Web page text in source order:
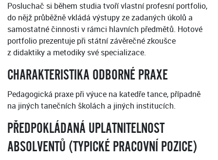
Posluchač si během studia tvoří vlastní profesní portfolio,
do nějž průběžně vkládá výstupy ze zadaných úkolů a
samostatné činnosti v rámci hlavních předmětů. Hotové
portfolio prezentuje při státní závěrečné zkoušce
z didaktiky a metodiky své specializace.
CHARAKTERISTIKA ODBORNÉ PRAXE
Pedagogická praxe při výuce na katedře tance, případně
na jiných tanečních školách a jiných institucích.
PŘEDPOKLÁDANÁ UPLATNITELNOST
ABSOLVENTŮ (TYPICKÉ PRACOVNÍ POZICE)